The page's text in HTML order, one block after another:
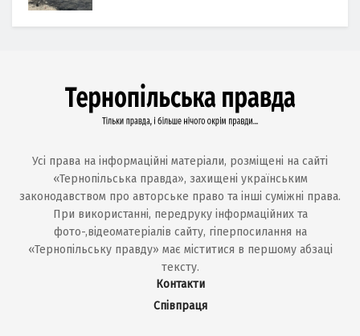
Усі права на інформаційні матеріали, розміщені на сайті
«Тернопільська правда», захищені українським
законодавством про авторське право та інші суміжні права.
При використанні, передруку інформаційних та
фото-,відеоматеріалів сайту, гіперпосилання на
«Тернопільську правду» має міститися в першому абзаці
тексту.
Контакти
Співпраця